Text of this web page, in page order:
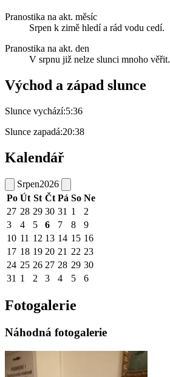
Pranostika na akt. měsíc
Srpen k zimě hledí a rád vodu cedí.
Pranostika na akt. den
V srpnu již nelze slunci mnoho věřit.
Východ a západ slunce
Slunce vychází:5:36
Slunce zapadá:20:38
Kalendář
Srpen2026
Po Út St Čt Pá So Ne
27 28 29 30 31 1
2
3
4 5 6 7 8
9
10 11 12 13 14 15 16
17 18 19 20 21 22 23
24 25 26 27 28 29 30
31 1 2 3 4 5 6
Fotogalerie
Náhodná fotogalerie